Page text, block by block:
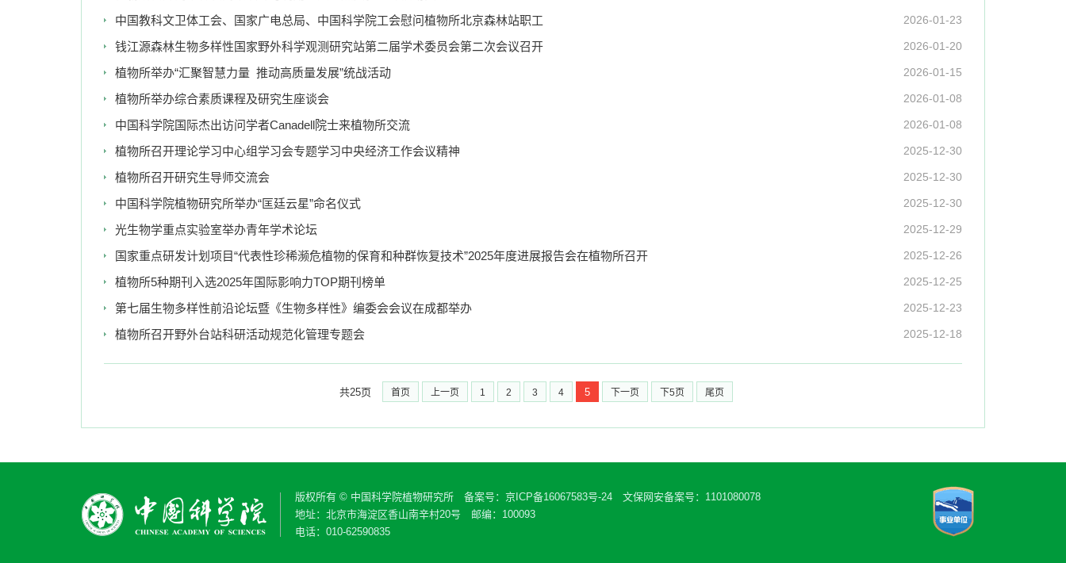
2026-01-23
中国教科文卫体工会、国家广电总局、中国科学院工会慰问植物所北京森林站职工
2026-01-20
钱江源森林生物多样性国家野外科学观测研究站第二届学术委员会第二次会议召开
2026-01-15
植物所举办“汇聚智慧力量 推动高质量发展”统战活动
2026-01-08
植物所举办综合素质课程及研究生座谈会
2026-01-08
中国科学院国际杰出访问学者Canadell院士来植物所交流
2025-12-30
植物所召开理论学习中心组学习会专题学习中央经济工作会议精神
2025-12-30
植物所召开研究生导师交流会
2025-12-30
中国科学院植物研究所举办“匡廷云星”命名仪式
2025-12-29
光生物学重点实验室举办青年学术论坛
2025-12-26
国家重点研发计划项目“代表性珍稀濒危植物的保育和种群恢复技术”2025年度进展报告会在植物所召开
2025-12-25
植物所5种期刊入选2025年国际影响力TOP期刊榜单
2025-12-23
第七届生物多样性前沿论坛暨《生物多样性》编委会会议在成都举办
2025-12-18
植物所召开野外台站科研活动规范化管理专题会
共25页 首页 上一页 1 2 3 4 5 下一页 下5页 尾页
版权所有 © 中国科学院植物研究所 备案号： 京ICP备16067583号-24 文保网安备案号：1101080078
地址：北京市海淀区香山南辛村20号 邮编：100093
电话：010-62590835